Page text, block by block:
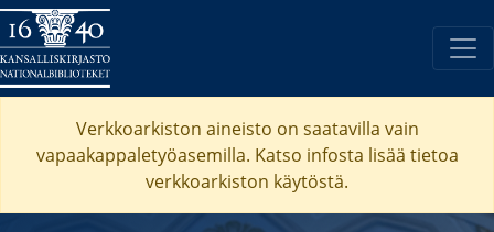
Verkkoarkiston aineisto on saatavilla vain
vapaakappaletyöasemilla. Katso infosta lisää tietoa
verkkoarkiston käytöstä.